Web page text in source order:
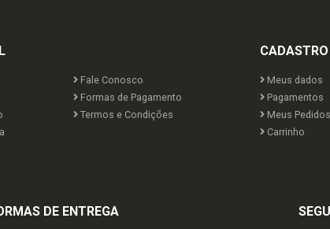
Fale Conosco
Formas de Pagamento
Termos e Condições
CADASTRO
Meus dados
Pagamentos
Meus Pedidos
Carrinho
DE ENTREGA